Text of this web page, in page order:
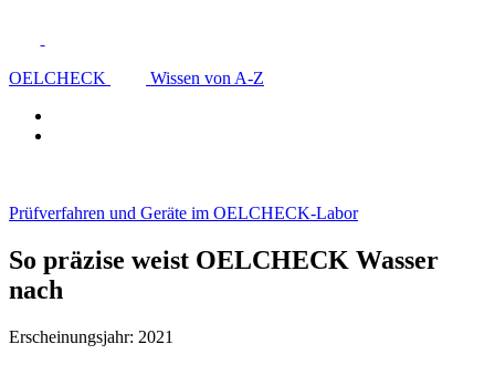
OELCHECK Wissen von A-Z
Prüfverfahren und Geräte im OELCHECK-Labor
So präzise weist OELCHECK Wasser
nach
Erscheinungsjahr: 2021